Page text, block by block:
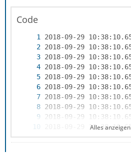
Code
Alles anzeigen